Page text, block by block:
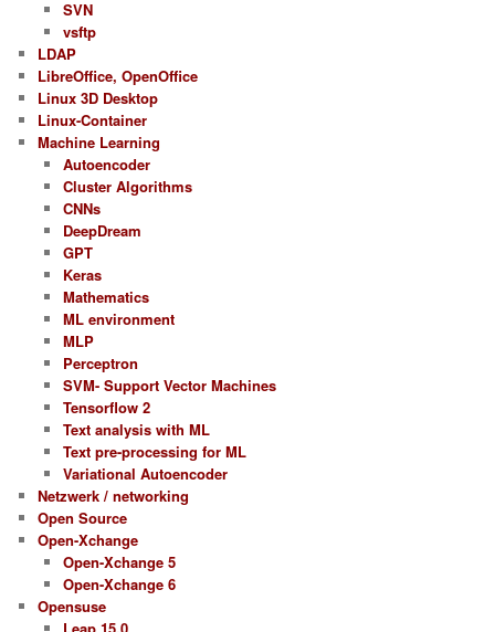
E: SYSTEMD_ALIAS=/sys/subsystem/net/
P: /devices/virtual/net/vmnet2
E: DEVPATH=/devices/virtual/net/vmnet2
E: ID_NET_LINK_FILE=/usr/lib/systemd/
E: INTERFACE=vmnet2
E: SUBSYSTEM=net
E: SYSTEMD_ALIAS=/sys/subsystem/net/
SVN
vsftp
LDAP
LibreOffice, OpenOffice
Linux 3D Desktop
Linux-Container
Machine Learning
Autoencoder
Cluster Algorithms
CNNs
DeepDream
GPT
Keras
Mathematics
ML environment
MLP
Perceptron
SVM- Support Vector Machines
Tensorflow 2
Text analysis with ML
Text pre-processing for ML
Variational Autoencoder
Netzwerk / networking
Open Source
Open-Xchange
Open-Xchange 5
Open-Xchange 6
Opensuse